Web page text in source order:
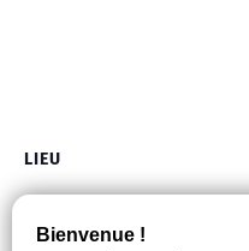
LIEU
Place Tolosane
Place Tolosane